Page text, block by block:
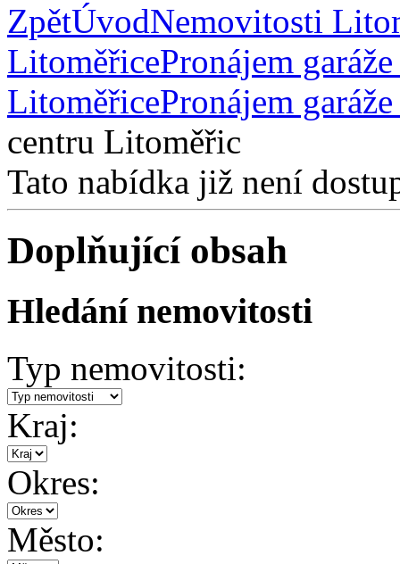
ZpětÚvodNemovitosti
LitoměřicePronájem
LitoměřicePronájem
centru Litoměřic
Tato nabídka již není
Doplňující obsah
Hledání nemovitosti
Typ nemovitosti:
Kraj:
Okres:
Město: